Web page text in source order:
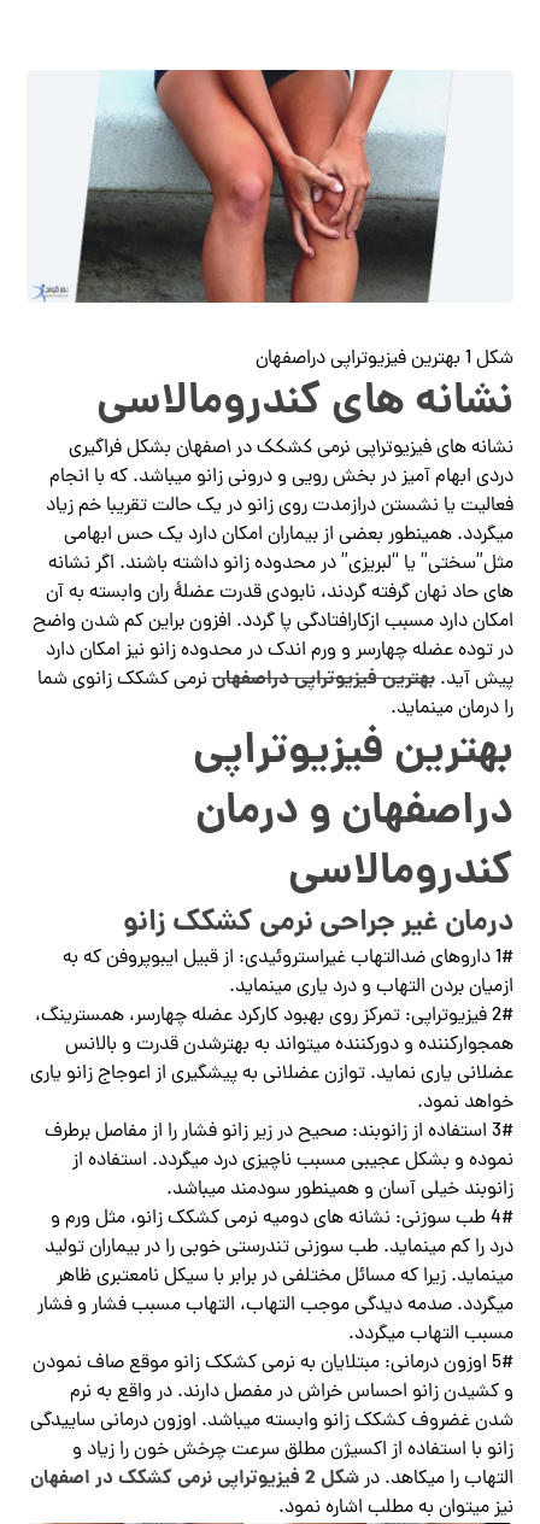
شکل 1 بهترین فیزیوتراپی دراصفهان
نشانه های کندرومالاسی
نشانه هایفیزیوتراپی نرمی کشکک در اصفهان بشکل فراگیری
دردی ابهام آمیز در بخش رویی و درونی زانو میباشد. که با انجام
فعالیت یا نشستن دراز‌مدت روی زانو در یک حالت تقریبا خم زیاد
میگردد. همینطور بعضی از بیماران امکان دارد یک حس ابهامی
مثل”سختی” یا “لبریزی” در محدوده زانو داشته باشند. اگر نشانه
‌های حاد نهان گرفته گردند، نابودی قدرت عضلۀ ران وابسته به آن
امکان دارد مسبب ازکارافتادگی پا گردد. افزون براین کم شدن واضح
در توده عضله چهارسر و ورم اندک در محدوده زانو نیز امکان دارد
پیش آید.بهترین فیزیوتراپی دراصفهاننرمی کشکک زانوی شما
را درمان مینماید.
بهترین فیزیوتراپی
دراصفهان و درمان
کندرومالاسی
درمان غیر جراحی نرمی کشکک زانو
1# داروهای ضدالتهاب غیراستروئیدی: از قبیل ایبوپروفن که به
ازمیان ‌بردن التهاب و درد یاری مینماید.
2# فیزیوتراپی: تمرکز روی بهبود کارکرد عضله چهارسر، همسترینگ،
همجوار‌کننده و دورکننده میتواند به بهترشدن قدرت و بالانس
عضلانی یاری نماید. توازن عضلانی به پیشگیری از اعوجاج زانو یاری
خواهد نمود.
3# استفاده از زانوبند: صحیح در زیر زانو فشار را از مفاصل برطرف
نموده و بشکل عجیبی مسبب ناچیزی درد میگردد. استفاده از
زانوبند خیلی آسان و همینطور سودمند میباشد.
4# طب سوزنی: نشانه های دومیه نرمی کشکک زانو، مثل ورم و
درد را کم مینماید. طب سوزنی تندرستی خوبی را در بیماران تولید
مینماید. زیرا که مسائل مختلفی در برابر با سیکل نامعتبری ظاهر
میگردد. صدمه دیدگی موجب التهاب، التهاب مسبب فشار و فشار
مسبب التهاب میگردد.
5# اوزون درمانی: مبتلایان به نرمی کشکک زانو موقع صاف نمودن
و کشیدن زانو احساس خراش در مفصل دارند. در واقع به نرم
شدن غضروف کشکک زانو وابسته میباشد. اوزون درمانی ساییدگی
زانو با استفاده از اکسیژن مطلق سرعت چرخش خون را زیاد و
التهاب را میکاهد. درشکل 2 فیزیوتراپی نرمی کشکک در اصفهان
نیز میتوان به مطلب اشاره نمود.